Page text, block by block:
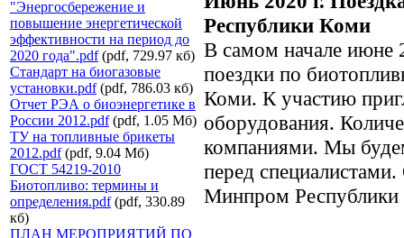
"Энергосбережение и
повышение энергетической
эффективности на период до
2020 года".pdf(pdf, 729.97 кб)
Стандарт на биогазовые
установки.pdf(pdf, 786.03 кб)
Отчет РЭА о биоэнергетике в
России 2012.pdf(pdf, 1.05 Мб)
ТУ на топливные брикеты
2012.pdf(pdf, 9.04 Мб)
ГОСТ 54219-2010
Биотопливо: термины и
определения.pdf(pdf, 330.89
кб)
ПЛАН МЕРОПРИЯТИЙ ПО
Республики Коми
В самом начале июне
поездки по
Коми. К участию
оборудования.
компаниями. Мы
перед
Минпром